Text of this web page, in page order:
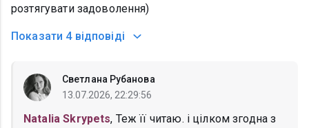
розтягувати задоволення)
Показати 4 відповіді
Светлана Рубанова
13.07.2026, 22:29:56
Natalia Skrypets, Теж її читаю. і цілком згодна з